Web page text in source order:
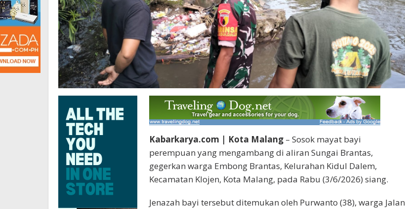
Kabarkarya.com | Kota Malang– Sosok mayat bayi
perempuan yang mengambang di aliran Sungai Brantas,
gegerkan warga Embong Brantas, Kelurahan Kidul Dalem,
Kecamatan Klojen, Kota Malang, pada Rabu (3/6/2026) siang.
Jenazah bayi tersebut ditemukan oleh Purwanto (38), warga Jalan